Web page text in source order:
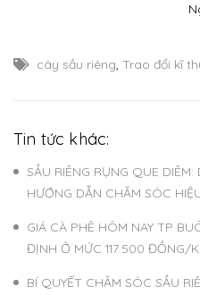
cây sầu riêng, Trao đổi kĩ
Tin tức khác:
SẦU RIÊNG RỤNG QUE
HƯỚNG DẪN CHĂM SÓC
GIÁ CÀ PHÊ HÔM NAY TP
ĐỊNH Ở MỨC 117.500 ĐỒNG/
BÍ QUYẾT CHĂM SÓC SẦU